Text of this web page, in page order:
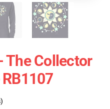
The Collector